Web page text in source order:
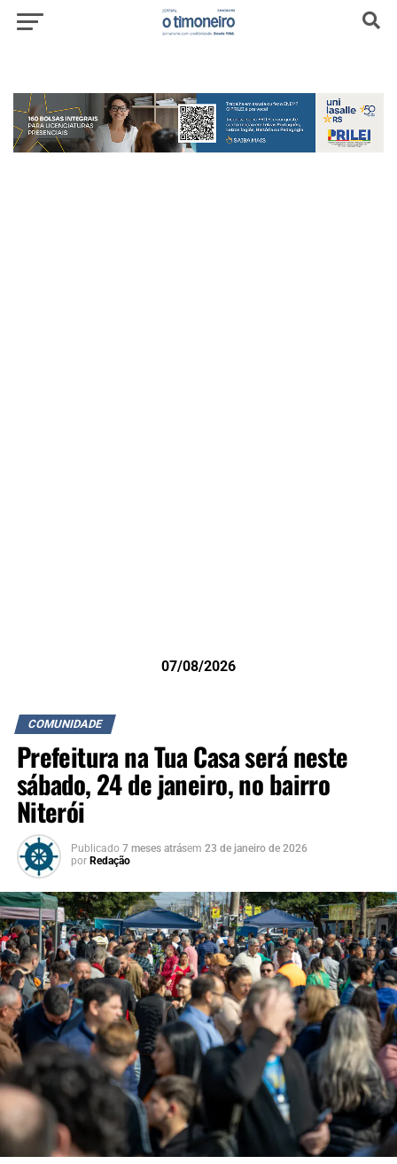
07/08/2026
COMUNIDADE
Prefeitura na Tua Casa será neste
sábado, 24 de janeiro, no bairro
Niterói
Publicado 7 meses atrásem 23 de janeiro de 2026
por Redação